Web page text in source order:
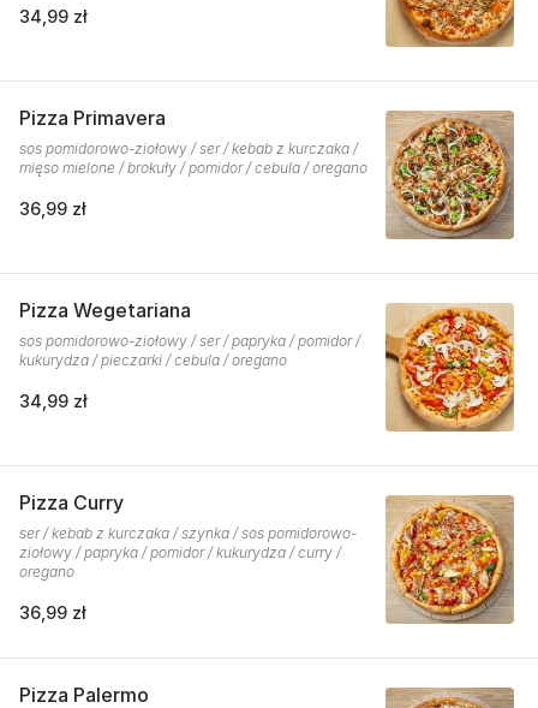
34,99 zł
Pizza Primavera
sos pomidorowo-ziołowy / ser / kebab z kurczaka /
mięso mielone / brokuły / pomidor / cebula / oregano
36,99 zł
Pizza Wegetariana
sos pomidorowo-ziołowy / ser / papryka / pomidor /
kukurydza / pieczarki / cebula / oregano
34,99 zł
Pizza Curry
ser / kebab z kurczaka / szynka / sos pomidorowo-
ziołowy / papryka / pomidor / kukurydza / curry /
oregano
36,99 zł
Pizza Palermo